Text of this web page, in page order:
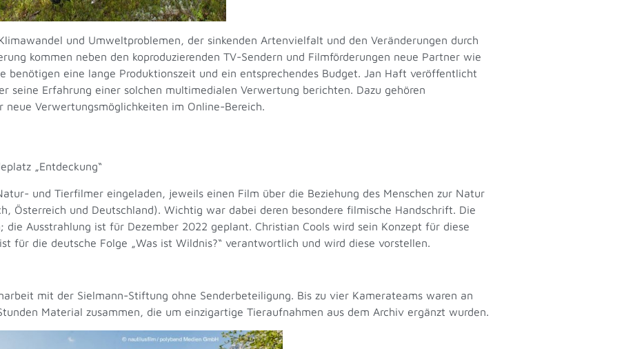
und Umweltproblemen, der sinkenden Artenvielfalt und den Veränderungen durch
kommen neben den koproduzierenden TV-Sendern und Filmförderungen neue Partner wie
eine lange Produktionszeit und ein entsprechendes Budget. Jan Haft veröffentlicht
seine Erfahrung einer solchen multimedialen Verwertung berichten. Dazu gehören
Verwertungsmöglichkeiten im Online-Bereich.
„Entdeckung“
und Tierfilmer eingeladen, jeweils einen Film über die Beziehung des Menschen zur Natur
Österreich und Deutschland). Wichtig war dabei deren besondere filmische Handschrift. Die
Ausstrahlung ist für Dezember 2022 geplant. Christian Cools wird sein Konzept für diese
für die deutsche Folge „Was ist Wildnis?“ verantwortlich und wird diese vorstellen.
mit der Sielmann-Stiftung ohne Senderbeteiligung. Bis zu vier Kamerateams waren an
Material zusammen, die um einzigartige Tieraufnahmen aus dem Archiv ergänzt wurden.